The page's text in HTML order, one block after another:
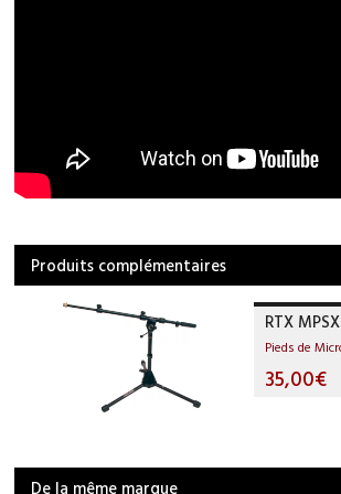
Produits complémentaires
RTX MPSX
Pieds de
35,00€
De la même marque